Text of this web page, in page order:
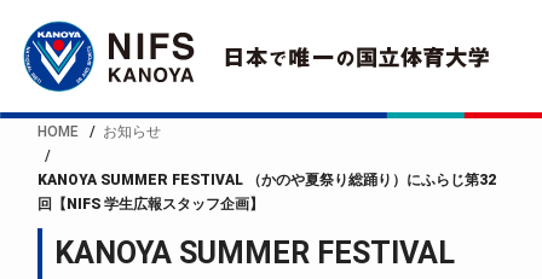
HOME お知らせ
KANOYA SUMMER FESTIVAL （かのや夏祭り総踊り）にふらじ第32
回【NIFS 学生広報スタッフ企画】
KANOYA SUMMER FESTIVAL